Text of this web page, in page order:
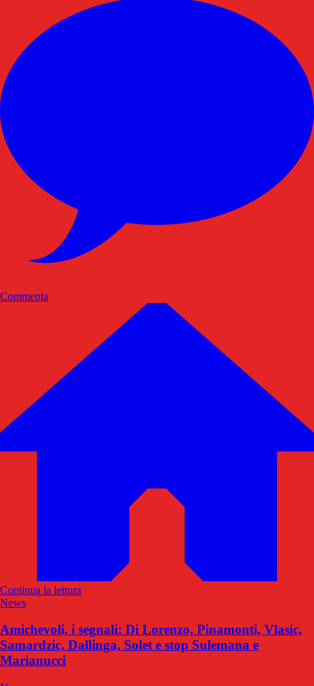
Commenta
Continua la lettura
News
Amichevoli, i segnali: Di Lorenzo, Pinamonti, Vlasic,
Samardzic, Dallinga, Solet e stop Sulemana e
Marianucci